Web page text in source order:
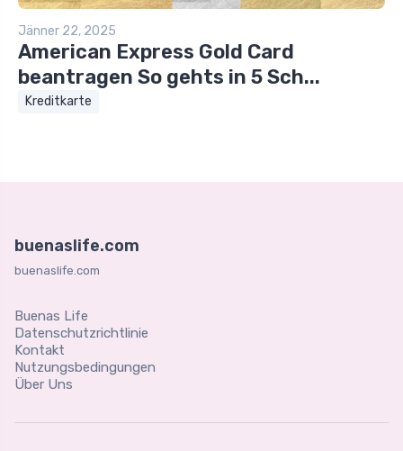
Jänner 22, 2025
American Express Gold Card
beantragen So gehts in 5 Sch...
Kreditkarte
buenaslife.com
buenaslife.com
Buenas Life
Datenschutzrichtlinie
Kontakt
Nutzungsbedingungen
Über Uns